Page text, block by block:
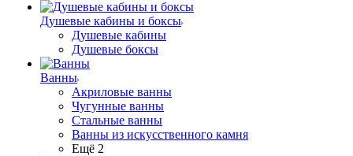
Душевые кабины и боксы
Душевые кабины
Душевые боксы
Ванны
Акриловые ванны
Чугунные ванны
Стальные ванны
Ванны из искусственного камня
Ещё 2